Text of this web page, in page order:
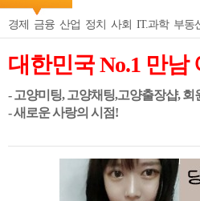
경제 금융 산업 정치 사회 IT.과학 부동
대한민국 No.1 만남
- 고양미팅, 고양채팅,고양출장샵, 회
- 새로운 사랑의 시점!